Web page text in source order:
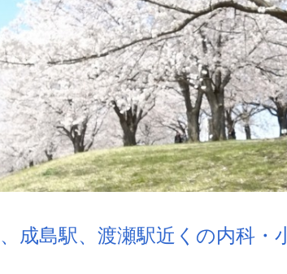
成島駅、渡瀬駅近くの内科